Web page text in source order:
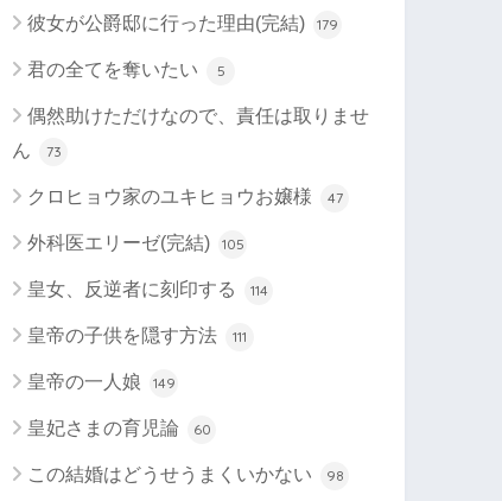
彼女が公爵邸に行った理由(完結) 179
君の全てを奪いたい 5
偶然助けただけなので、責任は取りませ
ん
73
クロヒョウ家のユキヒョウお嬢様 47
外科医エリーゼ(完結) 105
皇女、反逆者に刻印する 114
皇帝の子供を隠す方法 111
皇帝の一人娘 149
皇妃さまの育児論 60
この結婚はどうせうまくいかない 98